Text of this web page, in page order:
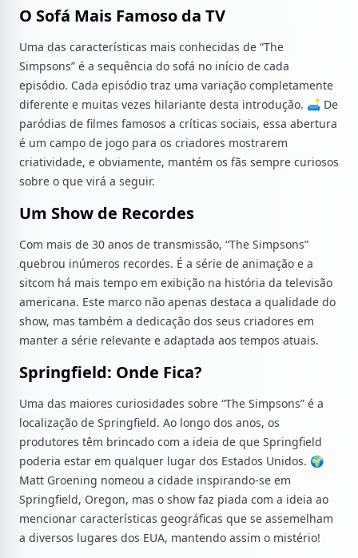
O Sofá Mais Famoso da TV
Uma das características mais conhecidas de “The
Simpsons” é a sequência do sofá no início de cada
episódio. Cada episódio traz uma variação completamente
diferente e muitas vezes hilariante desta introdução. 🛋️ De
paródias de filmes famosos a críticas sociais, essa abertura
é um campo de jogo para os criadores mostrarem
criatividade, e obviamente, mantém os fãs sempre curiosos
sobre o que virá a seguir.
Um Show de Recordes
Com mais de 30 anos de transmissão, “The Simpsons”
quebrou inúmeros recordes. É a série de animação e a
sitcom há mais tempo em exibição na história da televisão
americana. Este marco não apenas destaca a qualidade do
show, mas também a dedicação dos seus criadores em
manter a série relevante e adaptada aos tempos atuais.
Springfield: Onde Fica?
Uma das maiores curiosidades sobre “The Simpsons” é a
localização de Springfield. Ao longo dos anos, os
produtores têm brincado com a ideia de que Springfield
poderia estar em qualquer lugar dos Estados Unidos. 🌍
Matt Groening nomeou a cidade inspirando-se em
Springfield, Oregon, mas o show faz piada com a ideia ao
mencionar características geográficas que se assemelham
a diversos lugares dos EUA, mantendo assim o mistério!